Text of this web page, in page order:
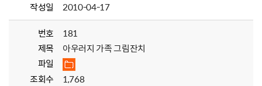
작성일
2010-04-17
번호
181
제목
아우러지 가족 그림잔치
파일
조회수
1,768